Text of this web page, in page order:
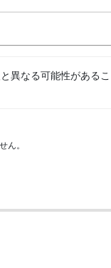
異なる可能性がある
ん。